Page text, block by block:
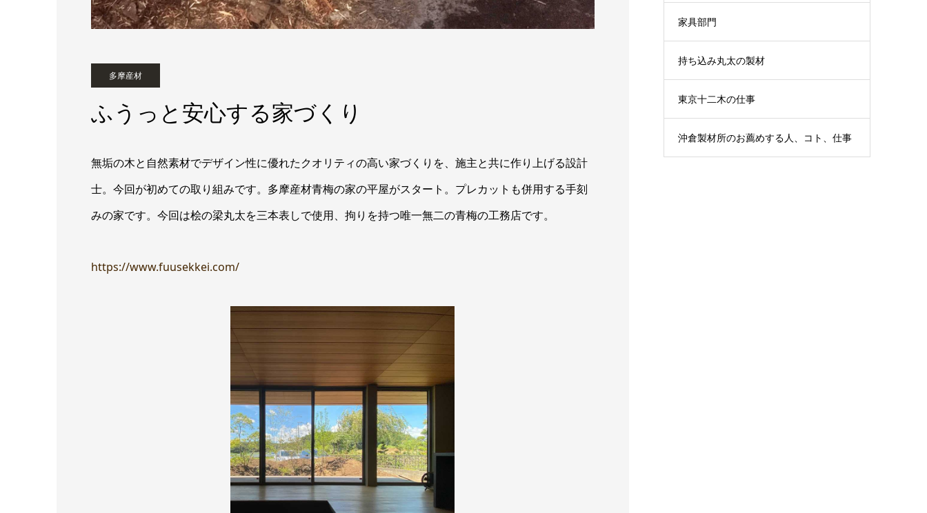
多摩産材
ふうっと安心する家づくり
無垢の木と自然素材でデザイン性に優れたクオリティの高い家づくりを、施主と共に作り上げる設計
士。今回が初めての取り組みです。多摩産材青梅の家の平屋がスタート。プレカットも併用する手刻
みの家です。今回は桧の梁丸太を三本表しで使用、拘りを持つ唯一無二の青梅の工務店です。
https://www.fuusekkei.com/
家具部門
持ち込み丸太の製材
東京十二木の仕事
沖倉製材所のお薦めする人、コト、仕事